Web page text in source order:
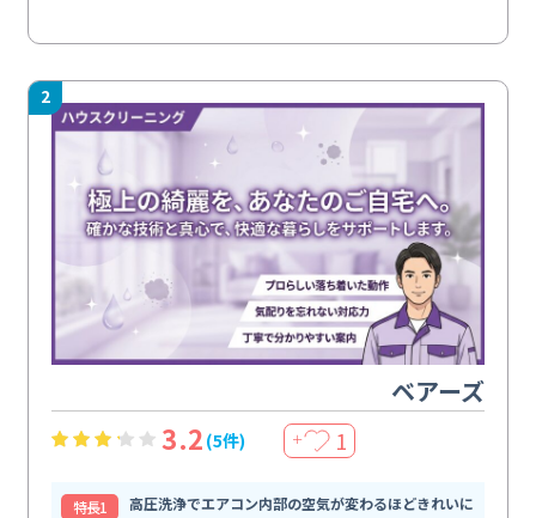
2
ベアーズ
3.2 (5件) ＋ 1
特⻑1
高圧洗浄でエアコン内部の空気が変わるほどきれいに